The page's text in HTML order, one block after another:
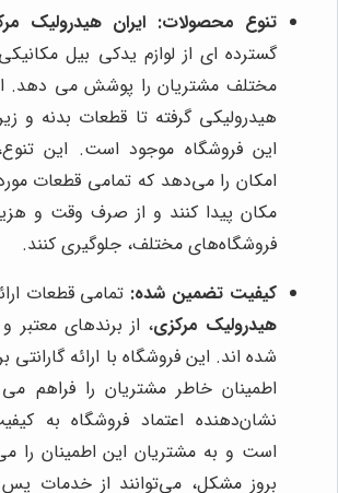
تنوع محصولات: ایران هیدرولیک
گسترده ای از لوازم یدکی بیل
مختلف مشتریان را پوشش می دهد.
هیدرولیکی گرفته تا قطعات بدنه و
این فروشگاه موجود است. این
امکان را می‌دهد که تمامی قطعات
مکان پیدا کنند و از صرف وقت و
فروشگاه‌های مختلف، جلوگیری کنند.
کیفیت تضمین شده: تمامی قطعات
هیدرولیک مرکزی، از برندهای معتبر
شده اند. این فروشگاه با ارائه
اطمینان خاطر مشتریان را فراهم می
نشان‌دهنده اعتماد فروشگاه به
است و به مشتریان این اطمینان را
بروز مشکل، می‌توانند از خدمات